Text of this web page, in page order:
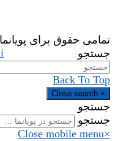
تمامی حقوق برای
جستجو
Back To Top
×
Close search
جستجو
جستجو
×
Close mobile menu